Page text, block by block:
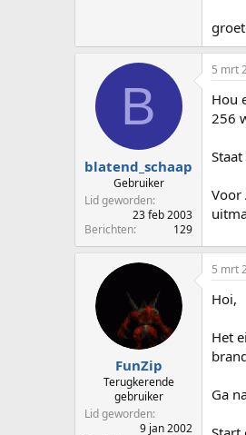
B
blatend_schaap
Gebruiker
Lid geworden
23 feb 2003
Berichten
129
5 mrt
Hou
256
Voor
FunZip
Terugkerende
gebruiker
Lid geworden
9 jan 2002
5 mrt
Hoi,
Het
Ga